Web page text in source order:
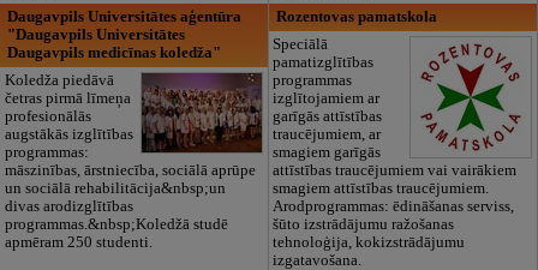
Daugavpils Universitātes aģentūra
"Daugavpils Universitātes
Daugavpils medicīnas koledža"
Koledža piedāvā
četras pirmā līmeņa
profesionālās
augstākās izglītības
programmas:
māszinības, ārstniecība, sociālā aprūpe
un sociālā rehabilitācija&nbsp;un
divas arodizglītības
programmas.&nbsp;Koledžā studē
apmēram 250 studenti.
Rozentovas pamatskola
Speciālā
pamatizglītības
programmas
izglītojamiem ar
garīgās attīstības
traucējumiem, ar
smagiem garīgās
attīstības traucējumiem vai vairākiem
smagiem attīstības traucējumiem.
Arodprogrammas: ēdināšanas serviss,
šūto izstrādājumu ražošanas
tehnoloģija, kokizstrādājumu
izgatavošana.